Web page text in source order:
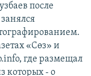
после
«Сөз» и
где размещал
которых - о